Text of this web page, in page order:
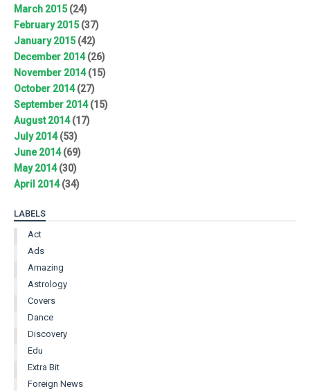
March 2015(24)
February 2015(37)
January 2015(42)
December 2014(26)
November 2014(15)
October 2014(27)
September 2014(15)
August 2014(17)
July 2014(53)
June 2014(69)
May 2014(30)
April 2014(34)
LABELS
Act
Ads
Amazing
Astrology
Covers
Dance
Discovery
Edu
Extra Bit
Foreign News